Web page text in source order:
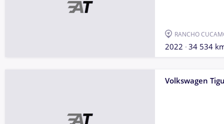
RANCHO
2022 34 534
Volkswagen